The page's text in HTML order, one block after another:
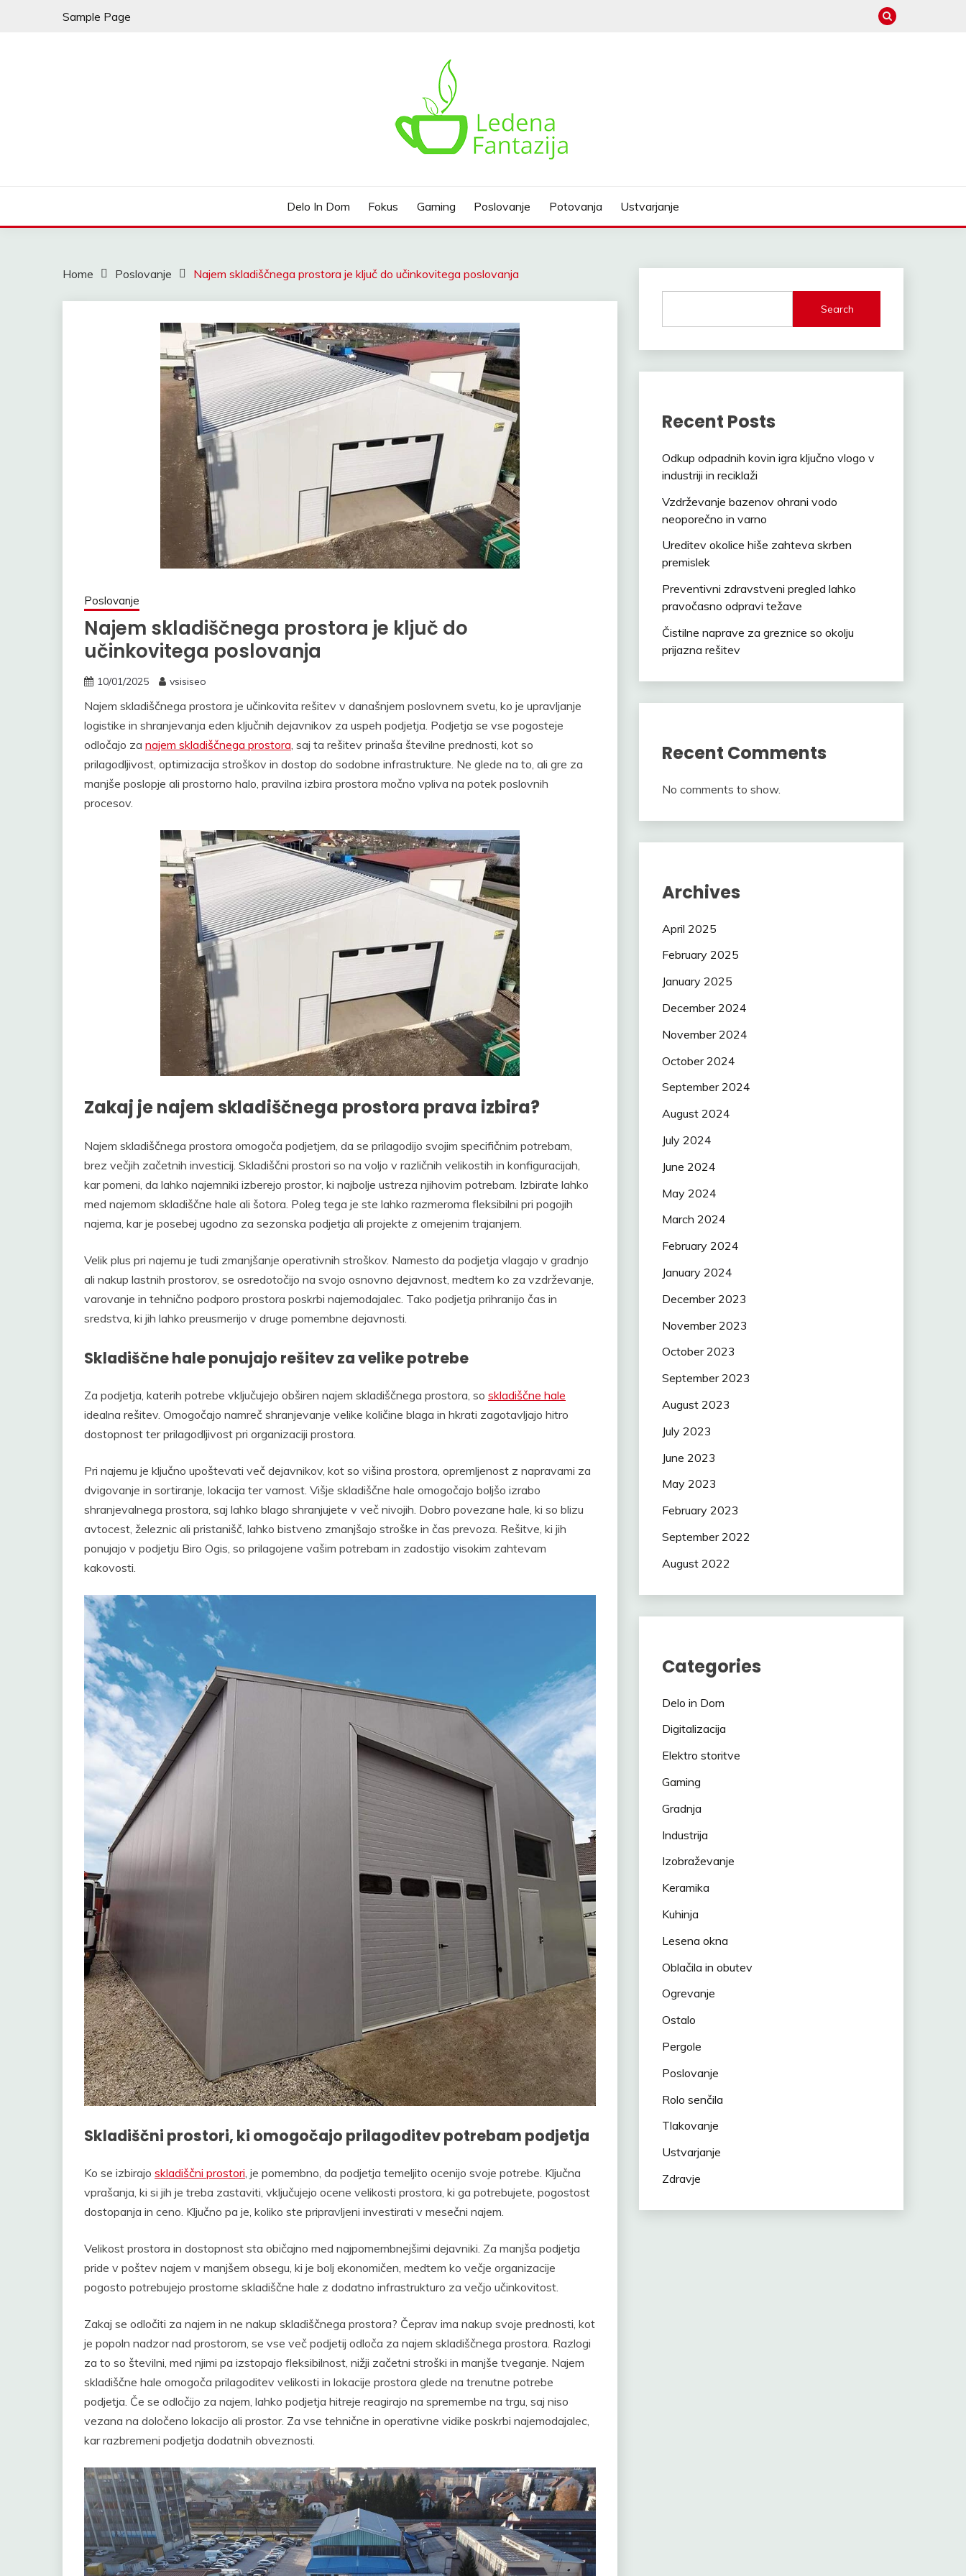
Sample Page
Delo In Dom Fokus Gaming Poslovanje Potovanja Ustvarjanje
Home Poslovanje Najem skladiščnega prostora je ključ do učinkovitega poslovanja
Poslovanje
Najem skladiščnega prostora je ključ do
učinkovitega poslovanja
10/01/2025 vsisiseo
Najem skladiščnega prostora je učinkovita rešitev v današnjem poslovnem svetu, ko je upravljanje
logistike in shranjevanja eden ključnih dejavnikov za uspeh podjetja. Podjetja se vse pogosteje
odločajo za najem skladiščnega prostora, saj ta rešitev prinaša številne prednosti, kot so
prilagodljivost, optimizacija stroškov in dostop do sodobne infrastrukture. Ne glede na to, ali gre za
manjše poslopje ali prostorno halo, pravilna izbira prostora močno vpliva na potek poslovnih
procesov.
Zakaj je najem skladiščnega prostora prava izbira?
Najem skladiščnega prostora omogoča podjetjem, da se prilagodijo svojim specifičnim potrebam,
brez večjih začetnih investicij. Skladiščni prostori so na voljo v različnih velikostih in konfiguracijah,
kar pomeni, da lahko najemniki izberejo prostor, ki najbolje ustreza njihovim potrebam. Izbirate lahko
med najemom skladiščne hale ali šotora. Poleg tega je ste lahko razmeroma fleksibilni pri pogojih
najema, kar je posebej ugodno za sezonska podjetja ali projekte z omejenim trajanjem.
Velik plus pri najemu je tudi zmanjšanje operativnih stroškov. Namesto da podjetja vlagajo v gradnjo
ali nakup lastnih prostorov, se osredotočijo na svojo osnovno dejavnost, medtem ko za vzdrževanje,
varovanje in tehnično podporo prostora poskrbi najemodajalec. Tako podjetja prihranijo čas in
sredstva, ki jih lahko preusmerijo v druge pomembne dejavnosti.
Skladiščne hale ponujajo rešitev za velike potrebe
Za podjetja, katerih potrebe vključujejo obširen najem skladiščnega prostora, so skladiščne hale
idealna rešitev. Omogočajo namreč shranjevanje velike količine blaga in hkrati zagotavljajo hitro
dostopnost ter prilagodljivost pri organizaciji prostora.
Pri najemu je ključno upoštevati več dejavnikov, kot so višina prostora, opremljenost z napravami za
dvigovanje in sortiranje, lokacija ter varnost. Višje skladiščne hale omogočajo boljšo izrabo
shranjevalnega prostora, saj lahko blago shranjujete v več nivojih. Dobro povezane hale, ki so blizu
avtocest, železnic ali pristanišč, lahko bistveno zmanjšajo stroške in čas prevoza. Rešitve, ki jih
ponujajo v podjetju Biro Ogis, so prilagojene vašim potrebam in zadostijo visokim zahtevam
kakovosti.
Skladiščni prostori, ki omogočajo prilagoditev potrebam podjetja
Ko se izbirajo skladiščni prostori, je pomembno, da podjetja temeljito ocenijo svoje potrebe. Ključna
vprašanja, ki si jih je treba zastaviti, vključujejo ocene velikosti prostora, ki ga potrebujete, pogostost
dostopanja in ceno. Ključno pa je, koliko ste pripravljeni investirati v mesečni najem.
Velikost prostora in dostopnost sta običajno med najpomembnejšimi dejavniki. Za manjša podjetja
pride v poštev najem v manjšem obsegu, ki je bolj ekonomičen, medtem ko večje organizacije
pogosto potrebujejo prostorne skladiščne hale z dodatno infrastrukturo za večjo učinkovitost.
Zakaj se odločiti za najem in ne nakup skladiščnega prostora? Čeprav ima nakup svoje prednosti, kot
je popoln nadzor nad prostorom, se vse več podjetij odloča za najem skladiščnega prostora. Razlogi
za to so številni, med njimi pa izstopajo fleksibilnost, nižji začetni stroški in manjše tveganje. Najem
skladiščne hale omogoča prilagoditev velikosti in lokacije prostora glede na trenutne potrebe
podjetja. Če se odločijo za najem, lahko podjetja hitreje reagirajo na spremembe na trgu, saj niso
vezana na določeno lokacijo ali prostor. Za vse tehnične in operativne vidike poskrbi najemodajalec,
kar razbremeni podjetja dodatnih obveznosti.
Search
Recent Posts
Odkup odpadnih kovin igra ključno vlogo v
industriji in reciklaži
Vzdrževanje bazenov ohrani vodo
neoporečno in varno
Ureditev okolice hiše zahteva skrben
premislek
Preventivni zdravstveni pregled lahko
pravočasno odpravi težave
Čistilne naprave za greznice so okolju
prijazna rešitev
Recent Comments
No comments to show.
Archives
April 2025
February 2025
January 2025
December 2024
November 2024
October 2024
September 2024
August 2024
July 2024
June 2024
May 2024
March 2024
February 2024
January 2024
December 2023
November 2023
October 2023
September 2023
August 2023
July 2023
June 2023
May 2023
February 2023
September 2022
August 2022
Categories
Delo in Dom
Digitalizacija
Elektro storitve
Gaming
Gradnja
Industrija
Izobraževanje
Keramika
Kuhinja
Lesena okna
Oblačila in obutev
Ogrevanje
Ostalo
Pergole
Poslovanje
Rolo senčila
Tlakovanje
Ustvarjanje
Zdravje